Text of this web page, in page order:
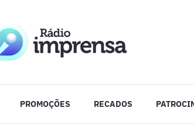
PROMOÇÕES RECADOS